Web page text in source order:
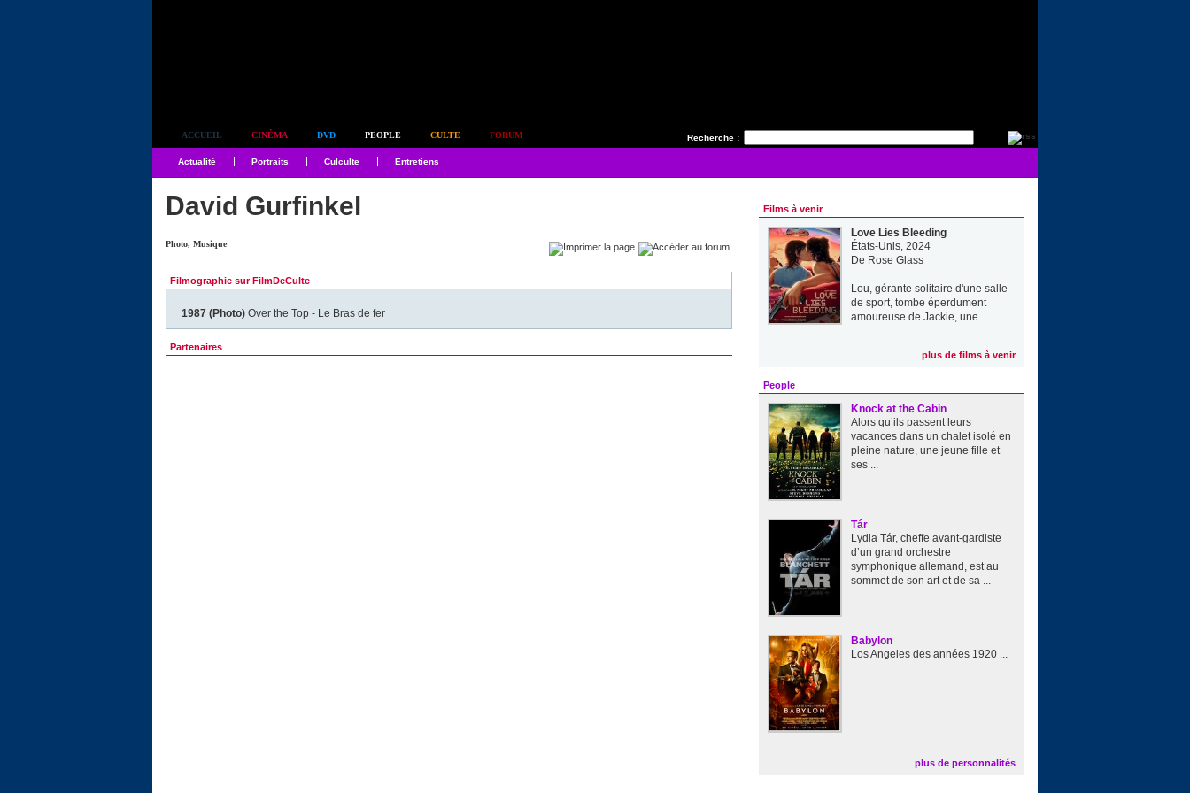
Recherche :
ACCUEIL CINÉMA DVD PEOPLE CULTE FORUM
Actualité Portraits Culculte Entretiens
David Gurfinkel
Photo, Musique
Filmographie sur FilmDeCulte
1987 (Photo) Over the Top - Le Bras de fer
Partenaires
Films à venir
Love Lies Bleeding
États-Unis, 2024
De Rose Glass
Lou, gérante solitaire d'une salle
de sport, tombe éperdument
amoureuse de Jackie, une ...
plus de films à venir
People
Knock at the Cabin
Alors qu’ils passent leurs
vacances dans un chalet isolé en
pleine nature, une jeune fille et
ses ...
Tár
Lydia Tár, cheffe avant-gardiste
d’un grand orchestre
symphonique allemand, est au
sommet de son art et de sa ...
Babylon
Los Angeles des années 1920 ...
plus de personnalités